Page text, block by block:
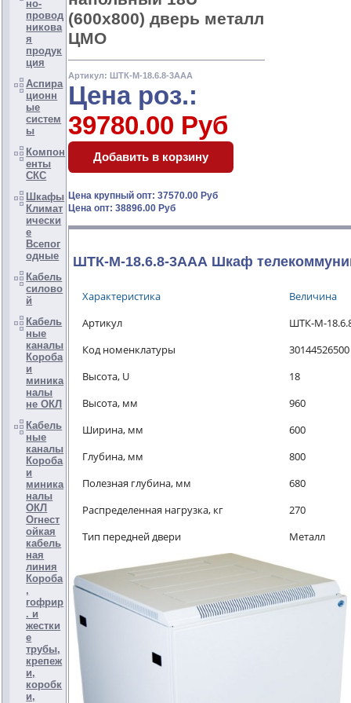
но-
провод
никова
я
продук
ция
Аспира
ционн
ые
систем
ы
Компон
енты
СКС
Шкафы
Климат
ически
е
Всепог
одные
Кабель
силово
й
Кабель
ные
каналы
Короба
и
миника
налы
не ОКЛ
Кабель
ные
каналы
Короба
и
миника
налы
ОКЛ
Огнест
ойкая
кабель
ная
линия
Короба
,
гофрир
. и
жестки
е
трубы,
крепеж
и,
коробк
и,
(600x800) дверь металл
ЦМО
Артикул: ШТК-М-18.6.8-3ААА
Цена роз.:
39780.00 Руб
Цена крупный опт: 37570.00 Руб
Цена опт: 38896.00 Руб
ШТК-М-18.6.8-3ААА Шкаф
Характеристика
Величина
Артикул
ШТК-М-
Код номенклатуры
30144526500
Высота, U
18
Высота, мм
960
Ширина, мм
600
Глубина, мм
800
Полезная глубина, мм
680
Распределенная нагрузка, кг
270
Тип передней двери
Металл